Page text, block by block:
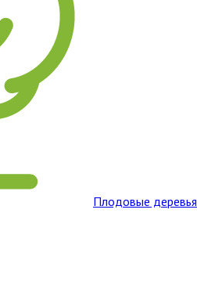
Плодовые деревья